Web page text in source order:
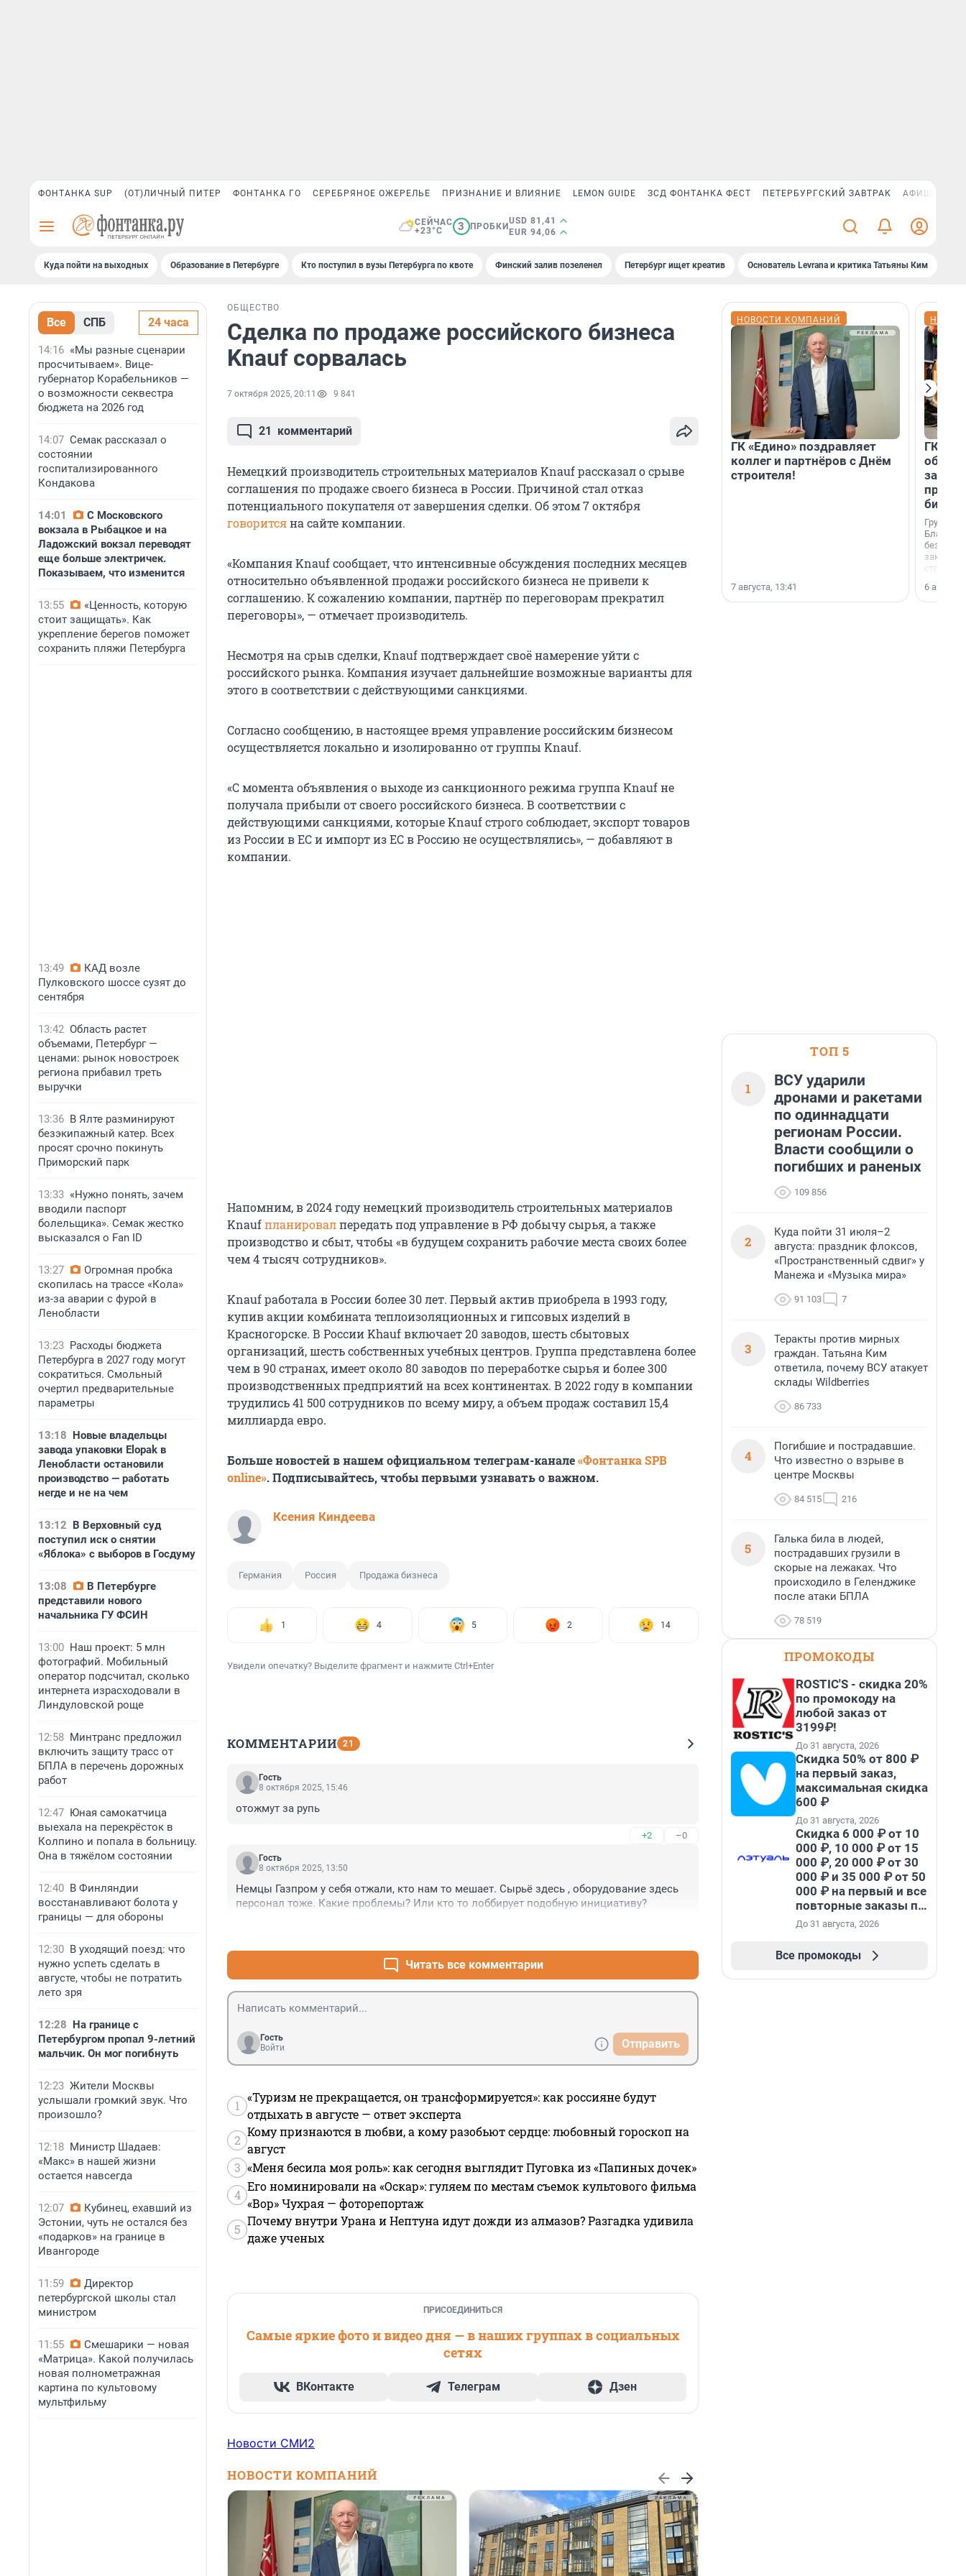
ФОНТАНКА SUP (ОТ)ЛИЧНЫЙ ПИТЕР ФОНТАНКА ГО СЕРЕБРЯНОЕ ОЖЕРЕЛЬЕ ПРИЗНАНИЕ И ВЛИЯНИЕ LEMON GUIDE ЗСД ФОНТАНКА ФЕСТ ПЕТЕРБУРГСКИЙ ЗАВТРАК АФИША PLUS
СЕЙЧАС
+23°C
3 ПРОБКИ
USD 81,41
EUR 94,06
Куда пойти на выходных Образование в Петербурге Кто поступил в вузы Петербурга по квоте Финский залив позеленел Петербург ищет креатив Основатель Levrana и критика Татьяны Ким
Все СПБ 24 часа
14:16 «Мы разные сценарии
просчитываем». Вице-
губернатор Корабельников —
о возможности секвестра
бюджета на 2026 год
14:07 Семак рассказал о
состоянии
госпитализированного
Кондакова
14:01
С Московского
вокзала в Рыбацкое и на
Ладожский вокзал переводят
еще больше электричек.
Показываем, что изменится
13:55
«Ценность, которую
стоит защищать». Как
укрепление берегов поможет
сохранить пляжи Петербурга
13:49
КАД возле
Пулковского шоссе сузят до
сентября
13:42 Область растет
объемами, Петербург —
ценами: рынок новостроек
региона прибавил треть
выручки
13:36 В Ялте разминируют
безэкипажный катер. Всех
просят срочно покинуть
Приморский парк
13:33 «Нужно понять, зачем
вводили паспорт
болельщика». Семак жестко
высказался о Fan ID
13:27
Огромная пробка
скопилась на трассе «Кола»
из-за аварии с фурой в
Ленобласти
13:23 Расходы бюджета
Петербурга в 2027 году могут
сократиться. Смольный
очертил предварительные
параметры
13:18 Новые владельцы
завода упаковки Elopak в
Ленобласти остановили
производство — работать
негде и не на чем
13:12 В Верховный суд
поступил иск о снятии
«Яблока» с выборов в Госдуму
13:08
В Петербурге
представили нового
начальника ГУ ФСИН
13:00 Наш проект: 5 млн
фотографий. Мобильный
оператор подсчитал, сколько
интернета израсходовали в
Линдуловской роще
12:58 Минтранс предложил
включить защиту трасс от
БПЛА в перечень дорожных
работ
12:47 Юная самокатчица
выехала на перекрёсток в
Колпино и попала в больницу.
Она в тяжёлом состоянии
12:40 В Финляндии
восстанавливают болота у
границы — для обороны
12:30 В уходящий поезд: что
нужно успеть сделать в
августе, чтобы не потратить
лето зря
12:28 На границе с
Петербургом пропал 9-летний
мальчик. Он мог погибнуть
12:23 Жители Москвы
услышали громкий звук. Что
произошло?
12:18 Министр Шадаев:
«Макс» в нашей жизни
остается навсегда
12:07
Кубинец, ехавший из
Эстонии, чуть не остался без
«подарков» на границе в
Ивангороде
11:59
Директор
петербургской школы стал
министром
11:55
Смешарики — новая
«Матрица». Какой получилась
новая полнометражная
картина по культовому
мультфильму
ОБЩЕСТВО
Сделка по продаже российского бизнеса
Knauf сорвалась
7 октября 2025, 20:11 9 841
21 комментарий
Немецкий производитель строительных материалов Knauf рассказал о срыве
соглашения по продаже своего бизнеса в России. Причиной стал отказ
потенциального покупателя от завершения сделки. Об этом 7 октября
говоритсяна сайте компании.
«Компания Knauf сообщает, что интенсивные обсуждения последних месяцев
относительно объявленной продажи российского бизнеса не привели к
соглашению. К сожалению компании, партнёр по переговорам прекратил
переговоры», — отмечает производитель.
Несмотря на срыв сделки, Knauf подтверждает своё намерение уйти с
российского рынка. Компания изучает дальнейшие возможные варианты для
этого в соответствии с действующими санкциями.
Согласно сообщению, в настоящее время управление российским бизнесом
осуществляется локально и изолированно от группы Knauf.
«С момента объявления о выходе из санкционного режима группа Knauf не
получала прибыли от своего российского бизнеса. В соответствии с
действующими санкциями, которые Knauf строго соблюдает, экспорт товаров
из России в ЕС и импорт из ЕС в Россию не осуществлялись», — добавляют в
компании.
Напомним, в 2024 году немецкий производитель строительных материалов
Knaufпланировалпередать под управление в РФ добычу сырья, а также
производство и сбыт, чтобы «в будущем сохранить рабочие места своих более
чем 4 тысяч сотрудников».
Knauf работала в России более 30 лет. Первый актив приобрела в 1993 году,
купив акции комбината теплоизоляционных и гипсовых изделий в
Красногорске. В России Khauf включает 20 заводов, шесть сбытовых
организаций, шесть собственных учебных центров. Группа представлена более
чем в 90 странах, имеет около 80 заводов по переработке сырья и более 300
производственных предприятий на всех континентах. В 2022 году в компании
трудились 41 500 сотрудников по всему миру, а объем продаж составил 15,4
миллиарда евро.
Больше новостей в нашем официальном телеграм-канале«Фонтанка SPB
online». Подписывайтесь, чтобы первыми узнавать о важном.
Ксения Киндеева
Германия Россия Продажа бизнеса
1 4 5 2 14
Увидели опечатку? Выделите фрагмент и нажмите Ctrl+Enter
КОММЕНТАРИИ 21
Гость
8 октября 2025, 15:46
отожмут за рупь
+2 –0
Гость
8 октября 2025, 13:50
Немцы Газпром у себя отжали, кто нам то мешает. Сырьё здесь , оборудование здесь
персонал тоже. Какие проблемы? Или кто то лоббирует подобную инициативу?
Читать все комментарии
Гость
Войти
Отправить
1
«Туризм не прекращается, он трансформируется»: как россияне будут
отдыхать в августе — ответ эксперта
2
Кому признаются в любви, а кому разобьют сердце: любовный гороскоп на
август
3 «Меня бесила моя роль»: как сегодня выглядит Пуговка из «Папиных дочек»
4
Его номинировали на «Оскар»: гуляем по местам съемок культового фильма
«Вор» Чухрая — фоторепортаж
5
Почему внутри Урана и Нептуна идут дожди из алмазов? Разгадка удивила
даже ученых
ПРИСОЕДИНИТЬСЯ
Самые яркие фото и видео дня — в наших группах в социальных
сетях
ВКонтакте Телеграм Дзен
Новости СМИ2
НОВОСТИ КОМПАНИЙ
НОВОСТИ КОМПАНИЙ
ГК «Едино» поздравляет
коллег и партнёров с Днём
строителя!
7 августа, 13:41
ГК
Группа
6
ТОП 5
1
ВСУ ударили
дронами и ракетами
по одиннадцати
регионам России.
Власти сообщили о
погибших и раненых
109 856
2
Куда пойти 31 июля–2
августа: праздник флоксов,
«Пространственный сдвиг» у
Манежа и «Музыка мира»
91 103 7
3
Теракты против мирных
граждан. Татьяна Ким
ответила, почему ВСУ атакует
склады Wildberries
86 733
4
Погибшие и пострадавшие.
Что известно о взрыве в
центре Москвы
84 515 216
5
Галька била в людей,
пострадавших грузили в
скорые на лежаках. Что
происходило в Геленджике
после атаки БПЛА
78 519
ПРОМОКОДЫ
ROSTIC'S - скидка 20%
по промокоду на
любой заказ от
3199₽!
До 31 августа, 2026
Скидка 50% от 800 ₽
на первый заказ,
максимальная скидка
600 ₽
До 31 августа, 2026
Скидка 6 000 ₽ от 10
000 ₽, 10 000 ₽ от 15
000 ₽, 20 000 ₽ от 30
000 ₽ и 35 000 ₽ от 50
000 ₽ на первый и все
повторные заказы по
промокоду НАБЕРИ
До 31 августа, 2026
Все промокоды